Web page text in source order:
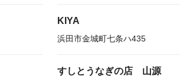
KIYA
浜田市金城町七条ハ435
すしとうなぎの店 山源